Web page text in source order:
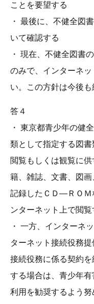
ことを要望する
・ 最後に、不健全図
いて確認する
・ 現在、不健全図書
のみで、インターネ
い。この方針は今後も
答４
・ 東京都青少年の健
類として指定する図
閲覧もしくは観覧に
籍、雑誌、文書、図
記録したＣＤ―ＲＯＭ
ンターネット上で閲
・ 一方、インターネ
ターネット接続役務
接続役務に係る契約
する場合は、青少年
利用を勧奨するよう努